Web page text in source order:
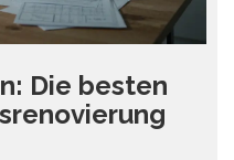
Die besten